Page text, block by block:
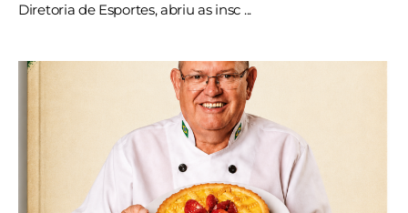
Diretoria de Esportes, abriu as insc ...